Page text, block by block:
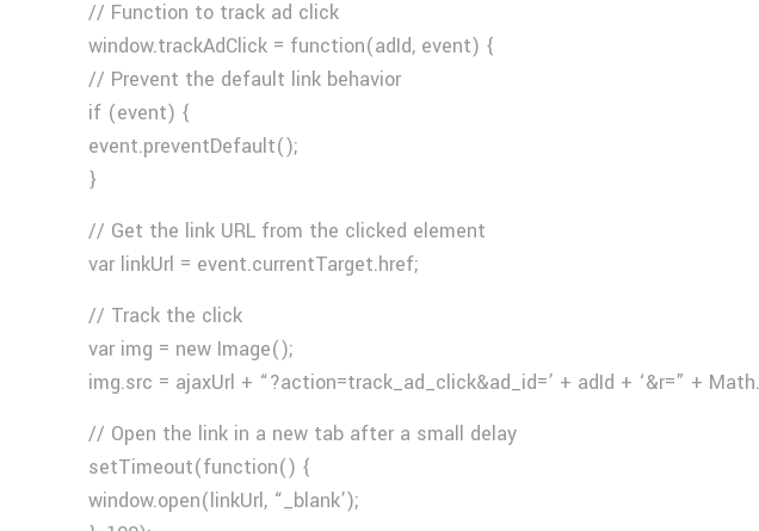
// Function to track ad click
window.trackAdClick = function(adId, event) {
// Prevent the default link behavior
if (event) {
event.preventDefault();
}
// Get the link URL from the clicked element
var linkUrl = event.currentTarget.href;
// Track the click
var img = new Image();
img.src = ajaxUrl + “?action=track_ad_click&ad_id=’ + adId + ‘&r=” +
// Open the link in a new tab after a small delay
setTimeout(function() {
window.open(linkUrl, “_blank’);